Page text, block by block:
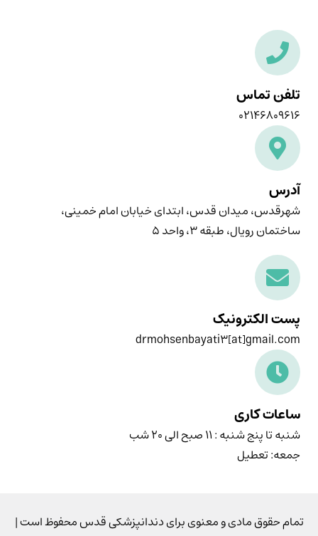
تلفن تماس
۰۲۱۴۶۸۰۹۶۱۶
آدرس
شهرقدس، میدان قدس، ابتدای خیابان امام خمینی،
ساختمان رویال، طبقه ۳، واحد ۵
پست الکترونیک
drmohsenbayati3[at]gmail.com
ساعات کاری
شنبه تا پنج شنبه : ۱۱ صبح الی ۲۰ شب
جمعه: تعطیل
تمام حقوق مادی و معنوی برای دندانپزشکی قدس محفوظ است |